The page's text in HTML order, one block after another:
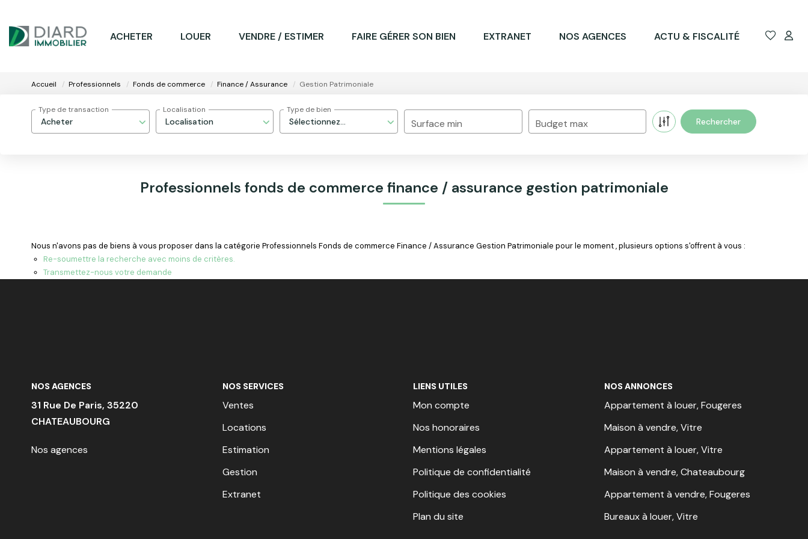
ACHETER LOUER VENDRE / ESTIMER FAIRE GÉRER SON BIEN EXTRANET NOS AGENCES ACTU & FISCALITÉ
Accueil Professionnels Fonds de commerce Finance / Assurance Gestion Patrimoniale
Acheter
Type de transaction
Localisation
Localisation
Sélectionnez...
Type de bien
Surface min Budget max
Professionnels fonds de commerce finance / assurance gestion patrimoniale
Nous n'avons pas de biens à vous proposer dans la catégorie Professionnels Fonds de commerce Finance / Assurance Gestion Patrimoniale pour le moment , plusieurs options s'offrent à vous :
Re-soumettre la recherche avec moins de critères.
Transmettez-nous votre demande
NOS AGENCES
31 Rue De Paris, 35220
CHATEAUBOURG
Nos agences
NOS SERVICES
Ventes
Locations
Estimation
Gestion
Extranet
LIENS UTILES
Mon compte
Nos honoraires
Mentions légales
Politique de confidentialité
Politique des cookies
Plan du site
NOS ANNONCES
Appartement à louer, Fougeres
Maison à vendre, Vitre
Appartement à louer, Vitre
Maison à vendre, Chateaubourg
Appartement à vendre, Fougeres
Bureaux à louer, Vitre